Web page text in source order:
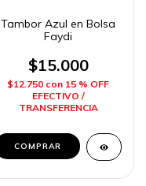
Tambor Azul en Bolsa
Faydi
$15.000
$12.750 con 15 % OFF
EFECTIVO /
TRANSFERENCIA